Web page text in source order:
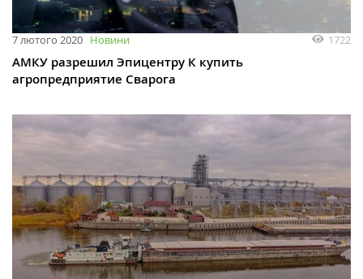
7 лютого 2020 Новини 1722
АМКУ разрешил Эпицентру К купить
агропредприятие Сварога